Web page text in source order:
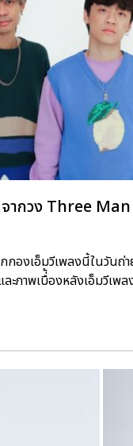
จากวง Three
กองเอ็มวีเพลงนี้ในวันถ่
ะภาพเบื่้องหลังเอ็มวีเพ